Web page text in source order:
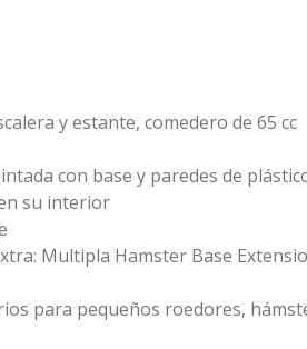
y estante, comedero de 65 cc
con base y paredes de
su interior
Multipla Hamster Base
para pequeños roedores,